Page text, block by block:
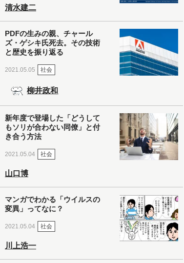
清水建二
PDFの生みの親、チャール
ズ・ゲシキ氏死去。その技術
と歴史を振り返る
2021.05.05 社会
柳井政和
新年度で登場した「どうして
もソリが合わない同僚」と付
き合う方法
2021.05.04 社会
山口博
マンガでわかる「ウイルスの
変異」ってなに？
2021.05.04 社会
川上浩一